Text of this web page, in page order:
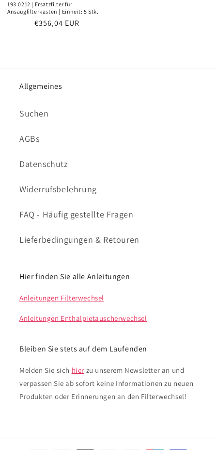
193.0212 | Ersatzfilter für
Ansaugfilterkasten | Einheit: 5 Stk.
Normaler
€356,04 EUR
Allgemeines
Suchen
AGBs
Datenschutz
Widerrufsbelehrung
FAQ - Häufig gestellte Fragen
Lieferbedingungen & Retouren
Hier finden Sie alle Anleitungen
Anleitungen Filterwechsel
Anleitungen Enthalpietauscherwechsel
Bleiben Sie stets auf dem Laufenden
Melden Sie sich hier zu unserem Newsletter an und
verpassen Sie ab sofort keine Informationen zu neuen
Produkten oder Erinnerungen an den Filterwechsel!